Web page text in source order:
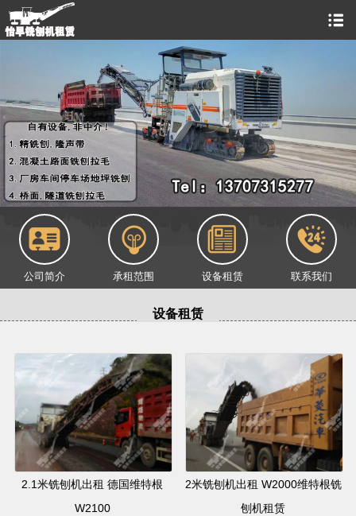
公司简介 承租范围 设备租赁 联系我们
设备租赁
2.1米铣刨机出租 德国维特根
W2100
2米铣刨机出租 W2000维特根铣
刨机租赁